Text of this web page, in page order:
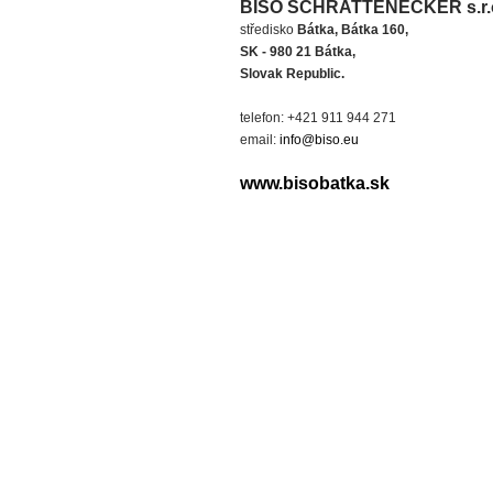
BISO SCHRATTENECKER
středisko Bátka, Bátka 160,
SK - 980 21 Bátka,
Slovak Republic.
telefon: +421 911 944 271
email: info@biso.eu
www.bisobatka.sk